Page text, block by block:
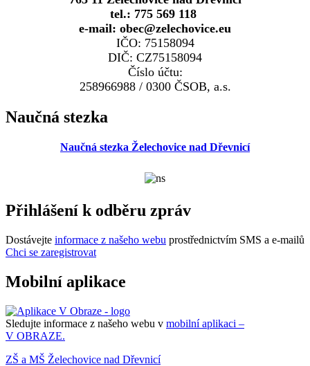
tel.: 775 569 118
e-mail: obec@zelechovice.eu
IČO: 75158094
DIČ: CZ75158094
Číslo účtu:
258966988 / 0300 ČSOB, a.s.
Naučná stezka
Naučná stezka Želechovice nad Dřevnicí
Přihlášení k odběru zpráv
Dostávejte informace z našeho webu prostřednictvím SMS a e-mailů
Chci se zaregistrovat
Mobilní aplikace
Sledujte informace z našeho webu v mobilní aplikaci –
V OBRAZE.
ZŠ a MŠ Želechovice nad Dřevnicí